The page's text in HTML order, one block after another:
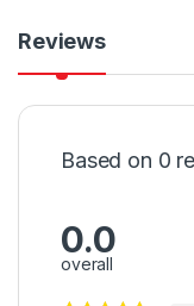
Reviews
Based on 0
0.0
overall